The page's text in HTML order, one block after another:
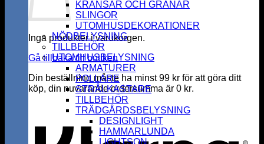
Inga produkter i varukorgen.
Gå tillbaka till butiken
Din beställning måste ha minst99 kr för att göra ditt
köp, din nuvarande ordersumma är 0 kr.
KRANSAR OCH GRANAR
SLINGOR
UTOMHUSDEKORATIONER
NÖDBELYSNING
TILLBEHÖR
UTOMHUSBELYSNING
ARMATURER
POLLARE
STRÅLKASTARE
TILLBEHÖR
TRÄDGÅRDSBELYSNING
DESIGNLIGHT
HAMMARLUNDA
LIGHTSON